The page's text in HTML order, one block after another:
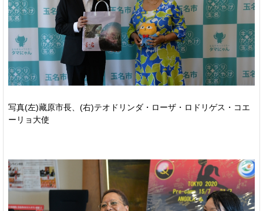
写真(左)藏原市長、(右)テオドリンダ・ローザ・ロドリゲス・コエ
ーリョ大使